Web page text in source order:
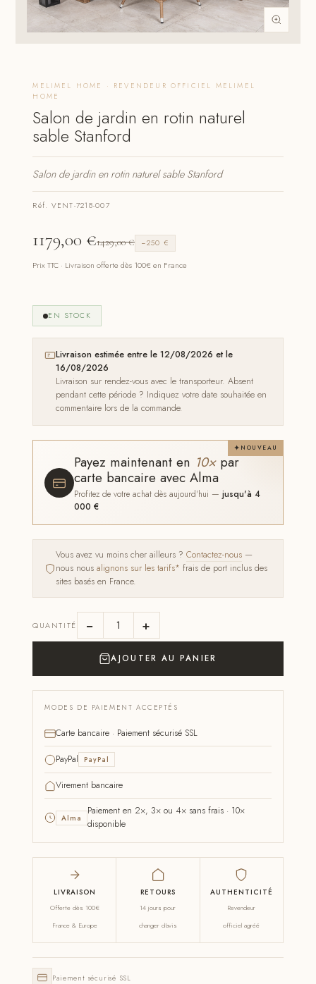
MELIMEL HOME · REVENDEUR OFFICIEL MELIMEL
HOME
Salon de jardin en rotin naturel
sable Stanford
Salon de jardin en rotin naturel sable Stanford
Réf. VENT-7218-007
1179,00 €1429,00€ −250 €
Prix TTC · Livraison offerte dès 100€ en France
EN STOCK
Livraison estimée entre le 12/08/2026 et le
16/08/2026
Livraison sur rendez-vous avec le transporteur. Absent
pendant cette période ? Indiquez votre date souhaitée en
commentaire lors de la commande.
NOUVEAU
Payez maintenant en 10×par
carte bancaire avec Alma
Profitez de votre achat dès aujourd'hui —jusqu'à 4
000 €
Vous avez vu moins cher ailleurs ?Contactez-nous —
nous nousalignons sur les tarifs* frais de port inclus des
sites basés en France.
QUANTITÉ − +
AJOUTER AU PANIER
MODES DE PAIEMENT ACCEPTÉS
Carte bancaire · Paiement sécurisé SSL
PayPal PayPal
Virement bancaire
Alma
Paiement en 2×, 3× ou 4× sans frais · 10×
disponible
LIVRAISON
Offerte dès 100€
France & Europe
RETOURS
14 jours pour
changer d'avis
AUTHENTICITÉ
Revendeur
officiel agréé
Paiement sécurisé SSL